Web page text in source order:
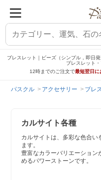
ブレスレット｜ビーズ（シンプル，即日
ブレスレット
12時までのご注文で最短翌日に
パスクル アクセサリー ブレ
カルサイト各種
カルサイトは、多彩な色合
ます。
豊富なカラーバリエーション
めるパワーストーンです。